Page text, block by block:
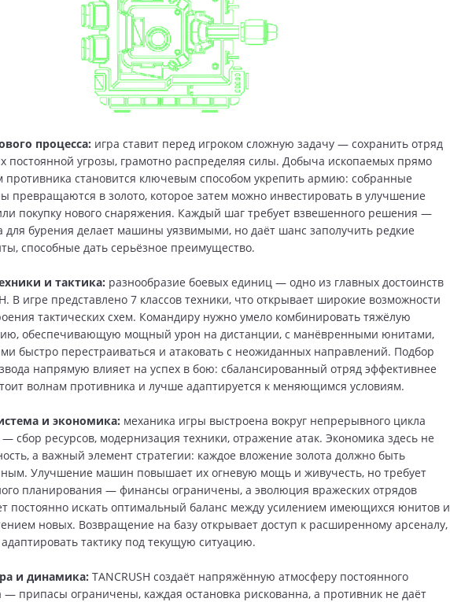
процесса: игра ставит перед игроком сложную задачу — сохранить отряд
постоянной угрозы, грамотно распределяя силы. Добыча ископаемых прямо
противника становится ключевым способом укрепить армию: собранные
превращаются в золото, которое затем можно инвестировать в улучшение
покупку нового снаряжения. Каждый шаг требует взвешенного решения —
для бурения делает машины уязвимыми, но даёт шанс заполучить редкие
способные дать серьёзное преимущество.
и тактика: разнообразие боевых единиц — одно из главных достоинств
В игре представлено 7 классов техники, что открывает широкие возможности
тактических схем. Командиру нужно умело комбинировать тяжёлую
обеспечивающую мощный урон на дистанции, с манёвренными юнитами,
быстро перестраиваться и атаковать с неожиданных направлений. Подбор
напрямую влияет на успех в бою: сбалансированный отряд эффективнее
волнам противника и лучше адаптируется к меняющимся условиям.
и экономика: механика игры выстроена вокруг непрерывного цикла
сбор ресурсов, модернизация техники, отражение атак. Экономика здесь не
а важный элемент стратегии: каждое вложение золота должно быть
Улучшение машин повышает их огневую мощь и живучесть, но требует
планирования — финансы ограничены, а эволюция вражеских отрядов
постоянно искать оптимальный баланс между усилением имеющихся юнитов и
новых. Возвращение на базу открывает доступ к расширенному арсеналу,
тактику под текущую ситуацию.
и динамика: TANCRUSH создаёт напряжённую атмосферу постоянного
— припасы ограничены, каждая остановка рискованна, а противник не даёт